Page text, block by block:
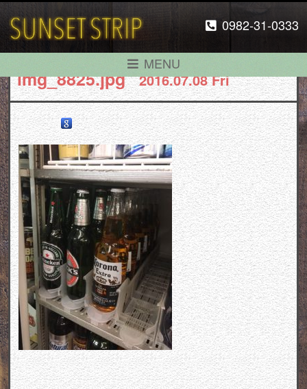
0982-31-0333
MENU
img_8825.jpg 2016.07.08 Fri